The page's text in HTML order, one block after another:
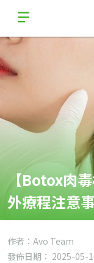
【Botox肉
外療程注意
作者：Avo Team
發佈日期： 2025-05-